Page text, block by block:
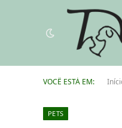
VOCÊ ESTÁ EM:
PETS